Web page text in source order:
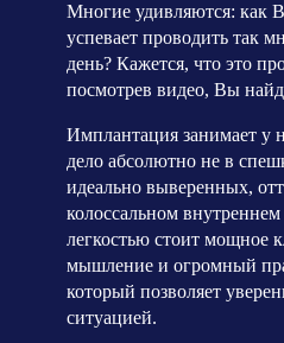
Многие удивляются: как
успевает проводить так
день? Кажется, что это
посмотрев видео, Вы
Имплантация занимает у
дело абсолютно не в
идеально выверенных,
колоссальном
легкостью стоит мощное
мышление и огромный
который позволяет
ситуацией.